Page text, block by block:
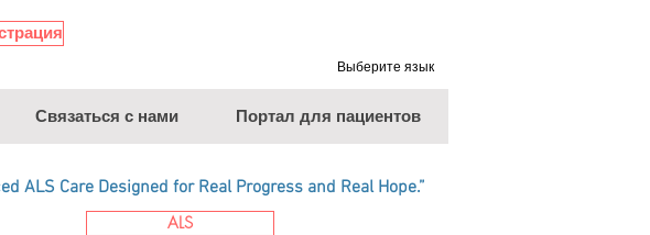
Выберите язык
Связаться с нами Портал для пациентов
ALS Care Designed for Real Progress and Real Hope.”
ALS